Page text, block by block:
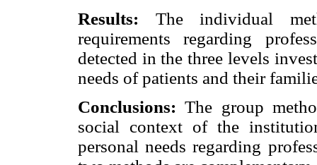
Results: The individual
requirements regarding
detected in the three levels
needs of patients and their
Conclusions: The group
social context of the
personal needs regarding